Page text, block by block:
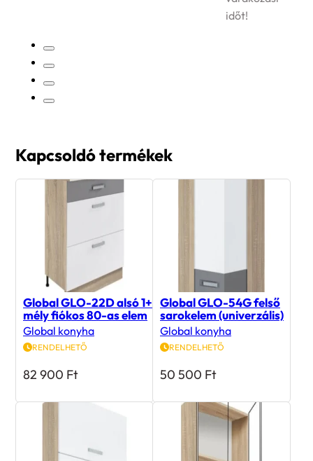
Kapcsoldó termékek
Global GLO-22D alsó 1+2
mély fiókos 80-as elem
Global konyha
RENDELHETŐ
82 900 Ft
Global GLO-54G felső
sarokelem (univerzális)
Global konyha
RENDELHETŐ
50 500 Ft